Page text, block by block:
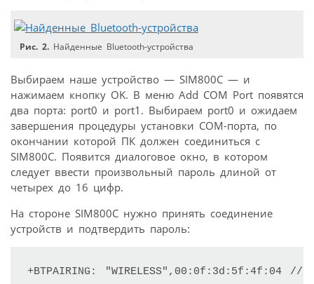
Рис. 2. Найденные Bluetooth-устройства
Выбираем наше устройство — SIM800С — и
нажимаем кнопку OK. В меню Add COM Port появятся
два порта: port0 и port1. Выбираем port0 и ожидаем
завершения процедуры установки COM-порта, по
окончании которой ПК должен соединиться с
SIM800С. Появится диалоговое окно, в котором
следует ввести произвольный пароль длиной от
четырех до 16 цифр.
На стороне SIM800С нужно принять соединение
устройств и подтвердить пароль:
+BTPAIRING: "WIRELESS",00:0f:3d:5f:4f:04 //